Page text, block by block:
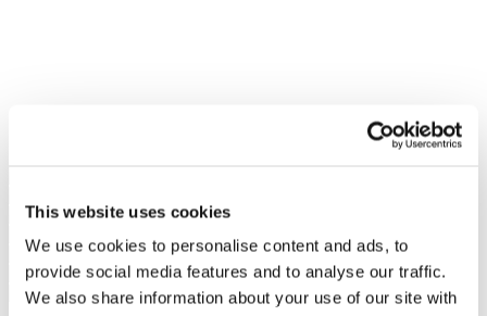
This website uses cookies
We use cookies to personalise content and ads, to
provide social media features and to analyse our traffic.
We also share information about your use of our site with